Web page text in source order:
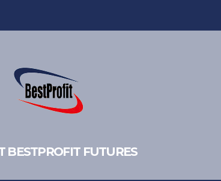
BESTPROFIT FUTURES